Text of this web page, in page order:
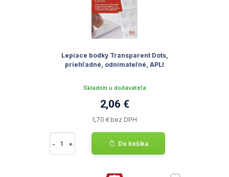
Lepiace bodky Transparent Dots,
priehľadné, odnímateľné, APLI
Skladom u dodávateľa
2,06 €
1,70 € bez DPH
- + Do košíka